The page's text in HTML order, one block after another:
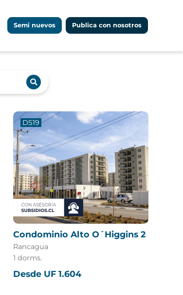
Semi nuevos Publica con nosotros
DS19
Condominio Alto O´Higgins 2
Rancagua
1 dorms.
Desde UF 1.604